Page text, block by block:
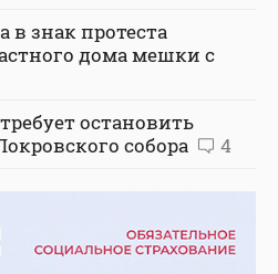
в знак протеста
дома мешки с
остановить
собора
4